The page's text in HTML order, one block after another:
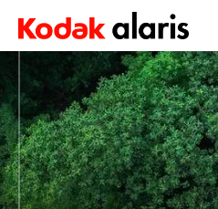
Skip to main content